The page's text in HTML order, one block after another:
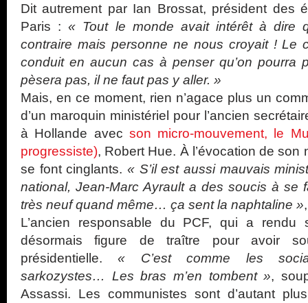
Dit autrement par Ian Brossat, président des
Paris :« Tout le monde avait intérêt à dire
contraire mais personne ne nous croyait ! Le
conduit en aucun cas à penser qu’on pourra
pèsera pas, il ne faut pas y aller. »
Mais, en ce moment, rien n’agace plus un
d’un maroquin ministériel pour l’ancien
à Hollande avec son micro-mouvement, le
progressiste), Robert Hue. À l’évocation de
se font cinglants. « S’il est aussi mauvais
national, Jean-Marc Ayrault a des soucis à se
très neuf quand même… ça sent la naphtaline »
L’ancien responsable du PCF, qui a
désormais figure de traître pour avoir
présidentielle.« C’est comme les
sarkozystes… Les bras m’en tombent »,
Assassi. Les communistes sont d’autant